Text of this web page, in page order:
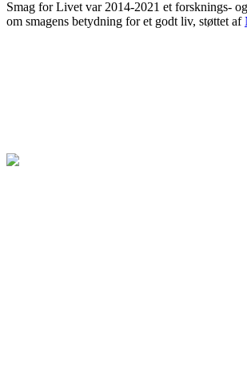
Smag for Livet var 2014-2021 et forsknings-
om smagens betydning for et godt liv, støttet af